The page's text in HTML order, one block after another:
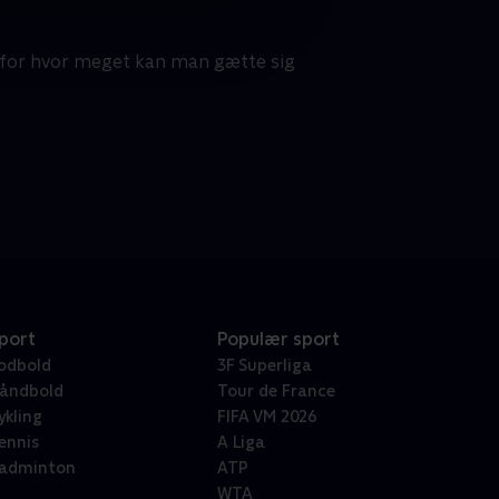
hvor meget kan man gætte sig
Populær sport
3F Superliga
Tour de France
FIFA VM 2026
A Liga
ATP
WTA